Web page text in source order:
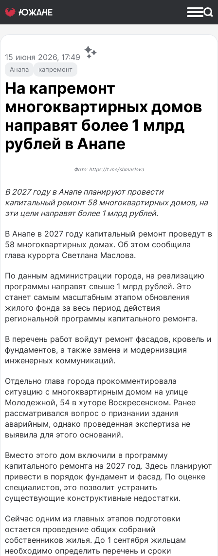
Анапа капремонт
15 июня 2026, 17:49
На капремонт
многоквартирных домов
направят более 1 млрд
рублей в Анапе
Фото: https://t.me/sbmaslova
В 2027 году в Анапе планируют провести
капитальный ремонт 58 многоквартирных домов, на
эти цели направят более 1 млрд рублей.
В Анапе в 2027 году капитальный ремонт проведут в
58 многоквартирных домах. Об этом сообщила
глава курорта Светлана Маслова.
По данным администрации города, на реализацию
программы направят свыше 1 млрд рублей. Это
станет самым масштабным этапом обновления
жилого фонда за весь период действия
региональной программы капитального ремонта.
В перечень работ войдут ремонт фасадов, кровель и
фундаментов, а также замена и модернизация
инженерных коммуникаций.
Отдельно глава города прокомментировала
ситуацию с многоквартирным домом на улице
Молодежной, 54 в хуторе Воскресенском. Ранее
рассматривался вопрос о признании здания
аварийным, однако проведенная экспертиза не
выявила для этого оснований.
Вместо этого дом включили в программу
капитального ремонта на 2027 год. Здесь планируют
привести в порядок фундамент и фасад. По оценке
специалистов, это позволит устранить
существующие конструктивные недостатки.
Сейчас одним из главных этапов подготовки
остается проведение общих собраний
собственников жилья. До 1 сентября жильцам
необходимо определить перечень и сроки